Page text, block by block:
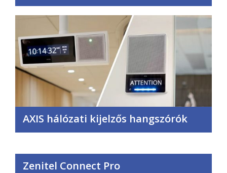
AXIS hálózati kijelzős hangszórók
Zenitel Connect Pro